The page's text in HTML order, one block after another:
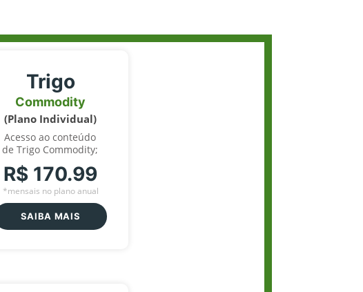
Trigo
Commodity
(Plano Individual)
Acesso ao conteúdo
de Trigo Commodity;
R$ 170.99
*mensais no plano anual
SAIBA MAIS